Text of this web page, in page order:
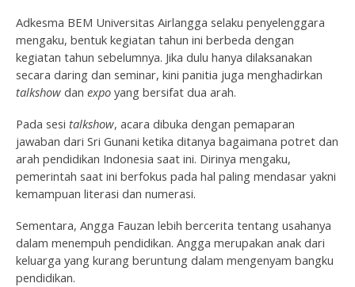
Adkesma BEM Universitas Airlangga selaku penyelenggara
mengaku, bentuk kegiatan tahun ini berbeda dengan
kegiatan tahun sebelumnya. Jika dulu hanya dilaksanakan
secara daring dan seminar, kini panitia juga menghadirkan
talkshow dan expo yang bersifat dua arah.
Pada sesi talkshow, acara dibuka dengan pemaparan
jawaban dari Sri Gunani ketika ditanya bagaimana potret dan
arah pendidikan Indonesia saat ini. Dirinya mengaku,
pemerintah saat ini berfokus pada hal paling mendasar yakni
kemampuan literasi dan numerasi.
Sementara, Angga Fauzan lebih bercerita tentang usahanya
dalam menempuh pendidikan. Angga merupakan anak dari
keluarga yang kurang beruntung dalam mengenyam bangku
pendidikan.